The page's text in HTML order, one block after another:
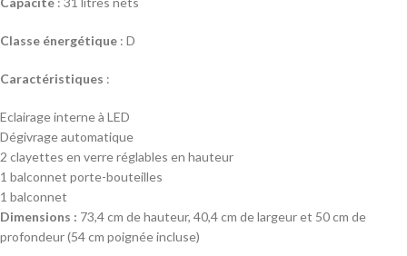
Classe énergétique : D
Caractéristiques :
Eclairage interne à LED
Dégivrage automatique
2 clayettes en verre réglables en hauteur
1 balconnet porte-bouteilles
1 balconnet
Dimensions : 73,4 cm de hauteur, 40,4 cm de largeur et 50 cm de
profondeur (54 cm poignée incluse)